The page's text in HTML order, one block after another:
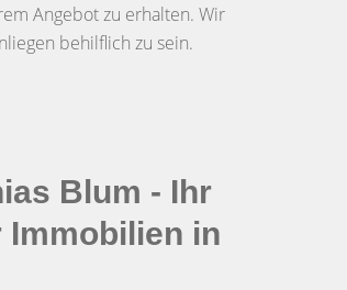
Angebot zu erhalten. Wir
behilflich zu sein.
Blum - Ihr
in